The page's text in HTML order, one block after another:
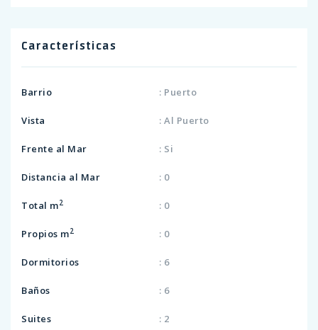
Características
Barrio : Puerto
Vista : Al Puerto
Frente al Mar : Si
Distancia al Mar : 0
Total m2 : 0
Propios m2 : 0
Dormitorios : 6
Baños : 6
Suites : 2